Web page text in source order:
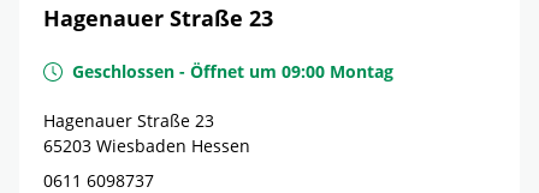
Hagenauer Straße 23
Geschlossen - Öffnet um 09:00 Montag
Hagenauer Straße 23
65203 Wiesbaden Hessen
0611 6098737